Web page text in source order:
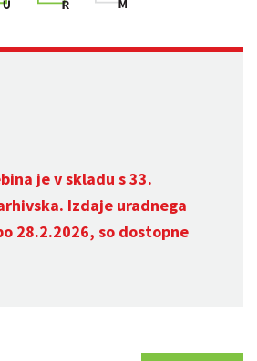
je v skladu s 33.
Izdaje uradnega
28.2.2026, so dostopne